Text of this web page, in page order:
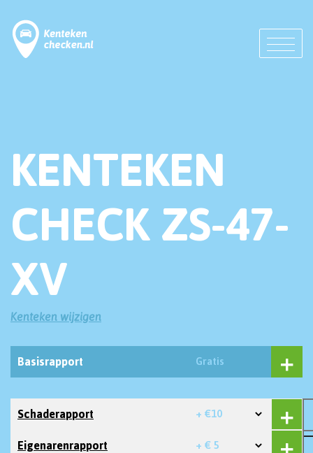
KENTEKEN
CHECK ZS-47-
XV
Kenteken wijzigen
Basisrapport Gratis
Schaderapport + €10
Eigenarenrapport + € 5